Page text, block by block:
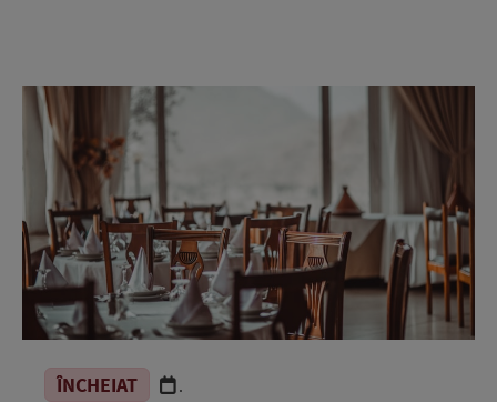
ÎNCHEIAT .